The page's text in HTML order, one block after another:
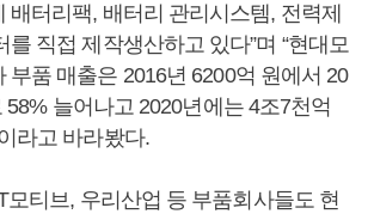
배터리팩, 배터리 관리시스템, 전력제
를 직접 제작생산하고 있다”며 “현대모
부품 매출은 2016년 6200억 원에서 20
58% 늘어나고 2020년에는 4조7천억
라고 바라봤다.
모티브, 우리산업 등 부품회사들도 현